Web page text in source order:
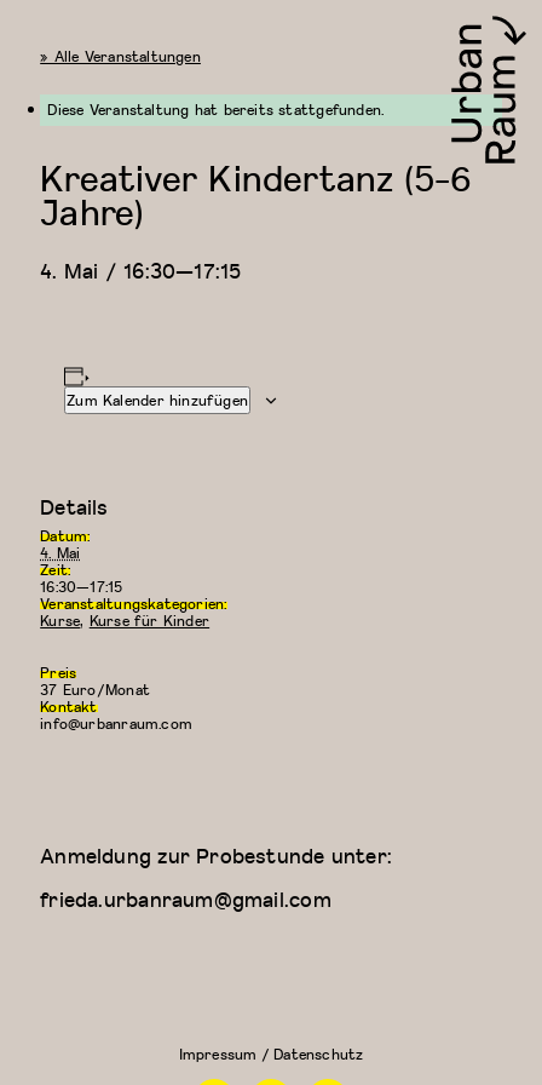
Urbanraum
« Alle Veranstaltungen
Diese Veranstaltung hat bereits stattgefunden.
Kreativer Kindertanz (5-6
Jahre)
4. Mai / 16:30—17:15
Anmeldung zur Probestunde unter:
frieda.urbanraum@gmail.com
Zum Kalender hinzufügen
Details
Datum:
4. Mai
Zeit:
16:30—17:15
Veranstaltungskategorien:
Kurse, Kurse für Kinder
Preis
37 Euro/Monat
Kontakt
info@urbanraum.com
Impressum / Datenschutz